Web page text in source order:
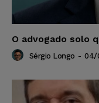
O advogado solo
Sérgio Longo - 04/